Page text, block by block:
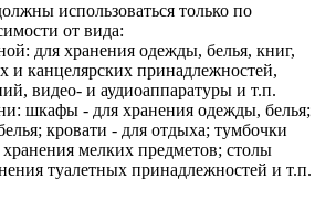
использоваться только по
от вида:
для хранения одежды, белья, книг,
и канцелярских принадлежностей,
видео- и аудиоаппаратуры и т.п.
шкафы - для хранения одежды, белья;
кровати - для отдыха; тумбочки
мелких предметов; столы
туалетных принадлежностей и т.п.